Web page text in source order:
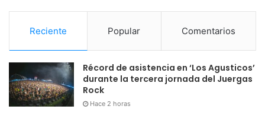
Reciente Popular Comentarios
Récord de asistencia en ‘Los Agusticos’
durante la tercera jornada del Juergas
Rock
Hace 2 horas